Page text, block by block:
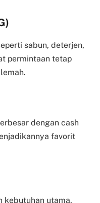
sabun, deterjen,
permintaan tetap
dengan cash
favorit
kebutuhan utama,